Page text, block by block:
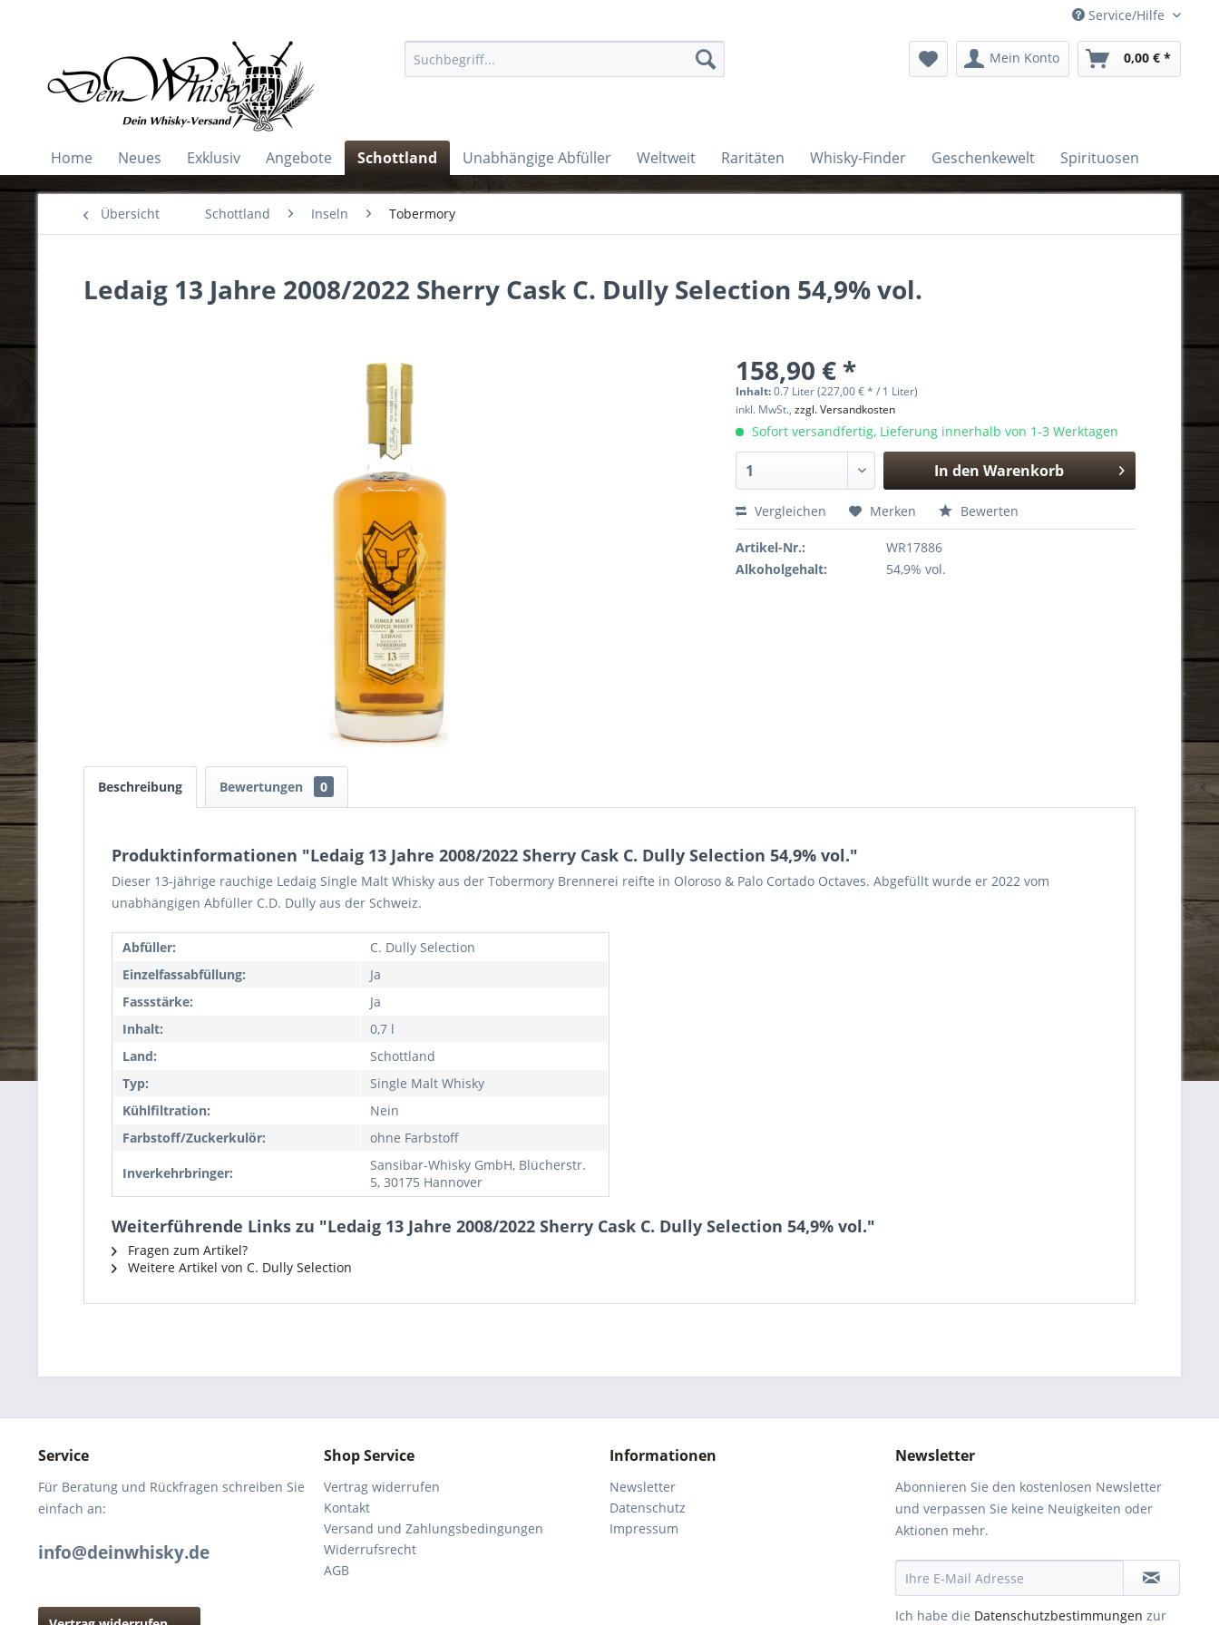
Service/Hilfe
Mein Konto 0,00 € *
Home Neues Exklusiv Angebote Schottland Unabhängige Abfüller Weltweit Raritäten Whisky-Finder Geschenkewelt Spirituosen
Übersicht Schottland Inseln Tobermory
Ledaig 13 Jahre 2008/2022 Sherry Cask C. Dully Selection 54,9% vol.
158,90 € *
Inhalt:0.7 Liter (227,00 € * / 1 Liter)
inkl. MwSt.,zzgl. Versandkosten
Sofort versandfertig, Lieferung innerhalb von 1-3 Werktagen
In den Warenkorb
Hinzugefügt
Vergleichen Merken Bewerten
Artikel-Nr.:
WR17886
Alkoholgehalt:
54,9% vol.
Beschreibung Bewertungen 0
Produktinformationen "Ledaig 13 Jahre 2008/2022 Sherry Cask C. Dully Selection 54,9% vol."
Dieser 13-jährige rauchige Ledaig Single Malt Whisky aus der Tobermory Brennerei reifte in Oloroso & Palo Cortado Octaves. Abgefüllt wurde er 2022 vom
unabhängigen Abfüller C.D. Dully aus der Schweiz.
Abfüller:
C. Dully Selection
Einzelfassabfüllung:
Ja
Fassstärke:
Ja
Inhalt:
0,7 l
Land:
Schottland
Typ:
Single Malt Whisky
Kühlfiltration:
Nein
Farbstoff/Zuckerkulör:
ohne Farbstoff
Inverkehrbringer:
Sansibar-Whisky GmbH, Blücherstr.
5, 30175 Hannover
Weiterführende Links zu "Ledaig 13 Jahre 2008/2022 Sherry Cask C. Dully Selection 54,9% vol."
Fragen zum Artikel?
Weitere Artikel von C. Dully Selection
Service
Für Beratung und Rückfragen schreiben Sie
einfach an:
info@deinwhisky.de
Shop Service
Vertrag widerrufen
Kontakt
Versand und Zahlungsbedingungen
Widerrufsrecht
AGB
Informationen
Newsletter
Datenschutz
Impressum
Newsletter
Abonnieren Sie den kostenlosen Newsletter
und verpassen Sie keine Neuigkeiten oder
Aktionen mehr.
Ich habe die Datenschutzbestimmungen zur